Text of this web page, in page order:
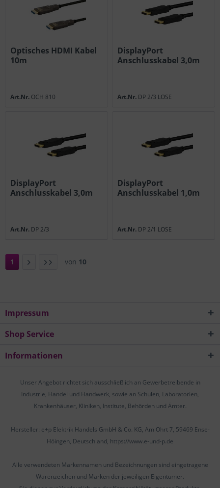
Optisches HDMI Kabel
10m
Art.Nr. OCH 810
DisplayPort
Anschlusskabel 3,0m
Art.Nr. DP 2/3 LOSE
DisplayPort
Anschlusskabel 3,0m
Art.Nr. DP 2/3
DisplayPort
Anschlusskabel 1,0m
Art.Nr. DP 2/1 LOSE
1 von 10
Impressum
Shop Service
Informationen
Unser Angebot richtet sich ausschließlich an Gewerbetreibende in
Industrie, Handel und Handwerk, sowie an Schulen, Laboratorien,
Krankenhäuser, Kliniken, Institute, Behörden und Ämter.
Hersteller: e+p Elektrik Handels GmbH & Co. KG, Am Ohrt 7, 59469 Ense-
Höingen, Deutschland, https://www.e-und-p.de
Alle verwendeten Markennamen und Bezeichnungen sind eingetragene
Warenzeichen und Marken der jeweiligen Eigentümer.